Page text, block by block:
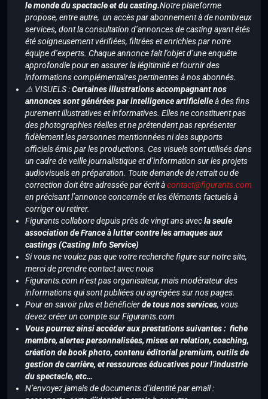
le monde du spectacle et du casting.Notre plateforme
propose, entre autre, un accès par abonnement à de nombreux
services, dont la consultation d’annonces de casting ayant étés
été soigneusement vérifiées, filtrées et enrichies par notre
équipe d’experts. Chaque annonce fait l’objet d’une enquête
approfondie pour en assurer la légitimité et fournir des
informations complémentaires pertinentes à nos abonnés.
⚠️ VISUELS :Certaines illustrations accompagnant nos
annonces sont générées par intelligence artificielleà des fins
purement illustratives et informatives. Elles ne constituent pas
des photographies réelles et ne prétendent pas représenter
fidèlement les personnes mentionnées ni des supports
officiels émis par les productions. Ces visuels sont utilisés dans
un cadre de veille journalistique et d’information sur les projets
audiovisuels en préparation. Toute demande de retrait ou de
correction doit être adressée par écrit àcontact@figurants.com
en précisant l’annonce concernée et les éléments factuels à
corriger ou retirer.
Figurants collabore depuis près de vingt ans avecla seule
association de France à lutter contre les arnaques aux
castings (Casting Info Service)
Si vous ne voulez pas que votre recherche figure sur notre site,
merci de prendre contact avec nous
Figurants.com n’est pas organisateur, mais modérateur des
informations qui sont publiées ou agrégées sur nos pages.
Pour en savoir plus et bénéficierde tous nos services, vous
devez créer un compte sur Figurants.com
Vous pourrez ainsi accéder aux prestations suivantes : fiche
membre, alertes personnalisées, mises en relation, coaching,
création de book photo, contenu éditorial premium, outils de
gestion de carrière, et ressources éducatives pour l’industrie
du spectacle, etc…
N’envoyez jamais de documents d’identité par email :